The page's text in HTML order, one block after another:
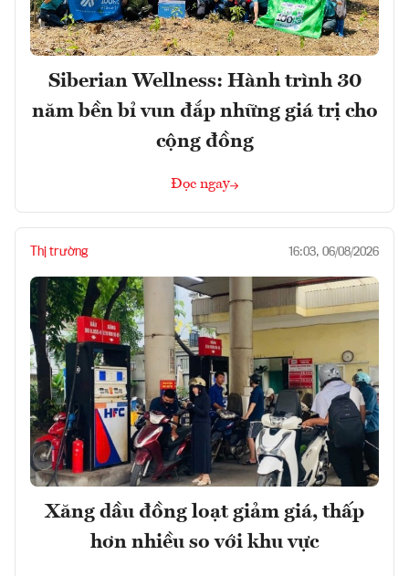
Siberian Wellness: Hành trình 30
năm bền bỉ vun đắp những giá trị cho
cộng đồng
Đọc ngay
Thị trường 16:03, 06/08/2026
Xăng dầu đồng loạt giảm giá, thấp
hơn nhiều so với khu vực